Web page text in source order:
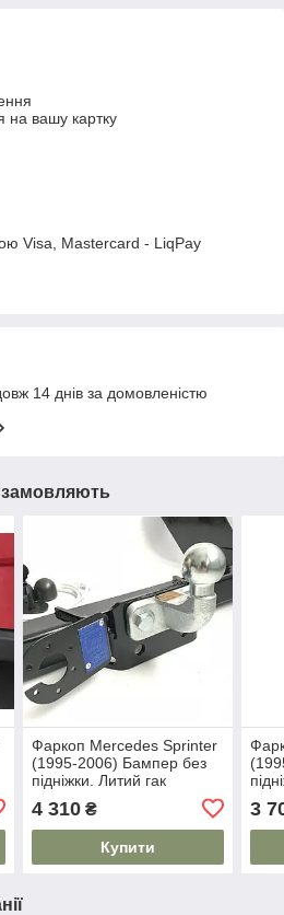
на вашу картку
Visa, Mastercard - LiqPay
14 днів за домовленістю
Фаркоп Mercedes Sprinter
(1995-2006) Бампер без
підніжки. Литий гак
4 310₴
Купити
3